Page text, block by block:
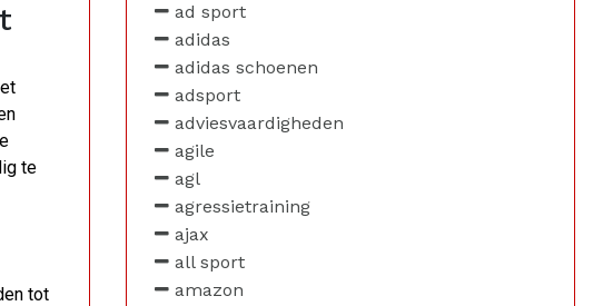
te
tot
ad sport
adidas
adidas schoenen
adsport
adviesvaardigheden
agile
agl
agressietraining
ajax
all sport
amazon